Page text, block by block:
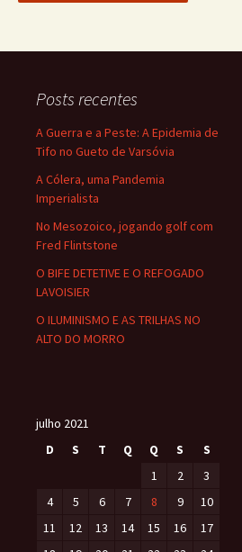
Posts recentes
A Guerra e a Peste: A Epidemia de
Tifo no Gueto de Varsóvia
A Cólera, uma Pandemia
Imperialista
No Mesozoico, jogando golf com
Fred Flintstone
O BIFE DETETIVE E O REFOGADO
LAVOISIER
O ILUMINISMO E AS TRILHAS NO
ALTO DO MORRO
julho 2021
D
S T Q Q S
S
1
2
3
4
5 6 7 8 9
10
11
12 13 14 15 16
17